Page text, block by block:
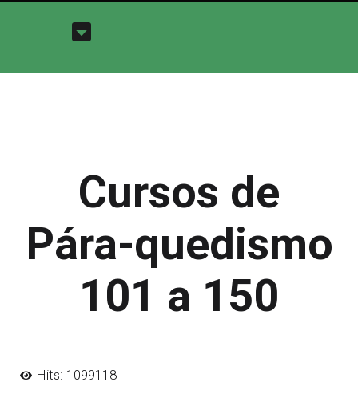
Cursos de
Pára-quedismo
101 a 150
Hits: 1099118